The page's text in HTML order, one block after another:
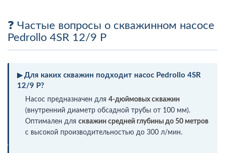
Частые вопросы о скважинном насосе
Pedrollo 4SR 12/9 P
Для каких скважин подходит насос Pedrollo 4SR
12/9 P?
Насос предназначен для 4-дюймовых скважин
(внутренний диаметр обсадной трубы от 100 мм).
Оптимален для скважин средней глубины до 50 метров
с высокой производительностью до 300 л/мин.